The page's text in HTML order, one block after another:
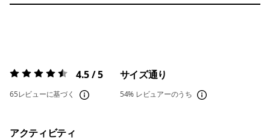
評価:4.5 / 5 4.5 / 5
65レビューに基づく
サイズ通り
54% レビュアーのうち
アクティビティ